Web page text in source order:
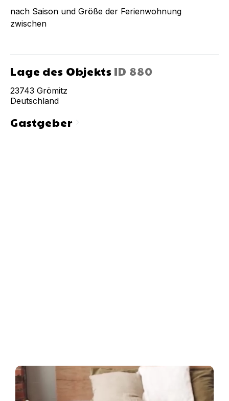
nach Saison und Größe der Ferienwohnung
zwischen
Lage des Objekts ID 880
23743 Grömitz
Deutschland
Gastgeberchevron_right